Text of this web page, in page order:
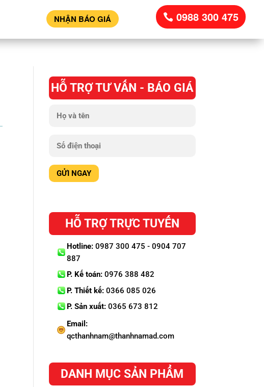
NHẬN BÁO GIÁ 0988 300 475
HỖ TRỢ TƯ VẤN - BÁO GIÁ
HỖ TRỢ TRỰC TUYẾN
Hotline:0987 300 475 - 0904 707
887
P. Kế toán:0976 388 482
P. Thiết kế:0366 085 026
P. Sản xuất:0365 673 812
Email:
qcthanhnam@thanhnamad.com
DANH MỤC SẢN PHẨM